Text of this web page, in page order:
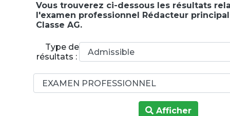
Vous trouverez ci-dessous les résultats
l'examen professionnel Rédacteur
Classe AG.
Type de
résultats :
Afficher